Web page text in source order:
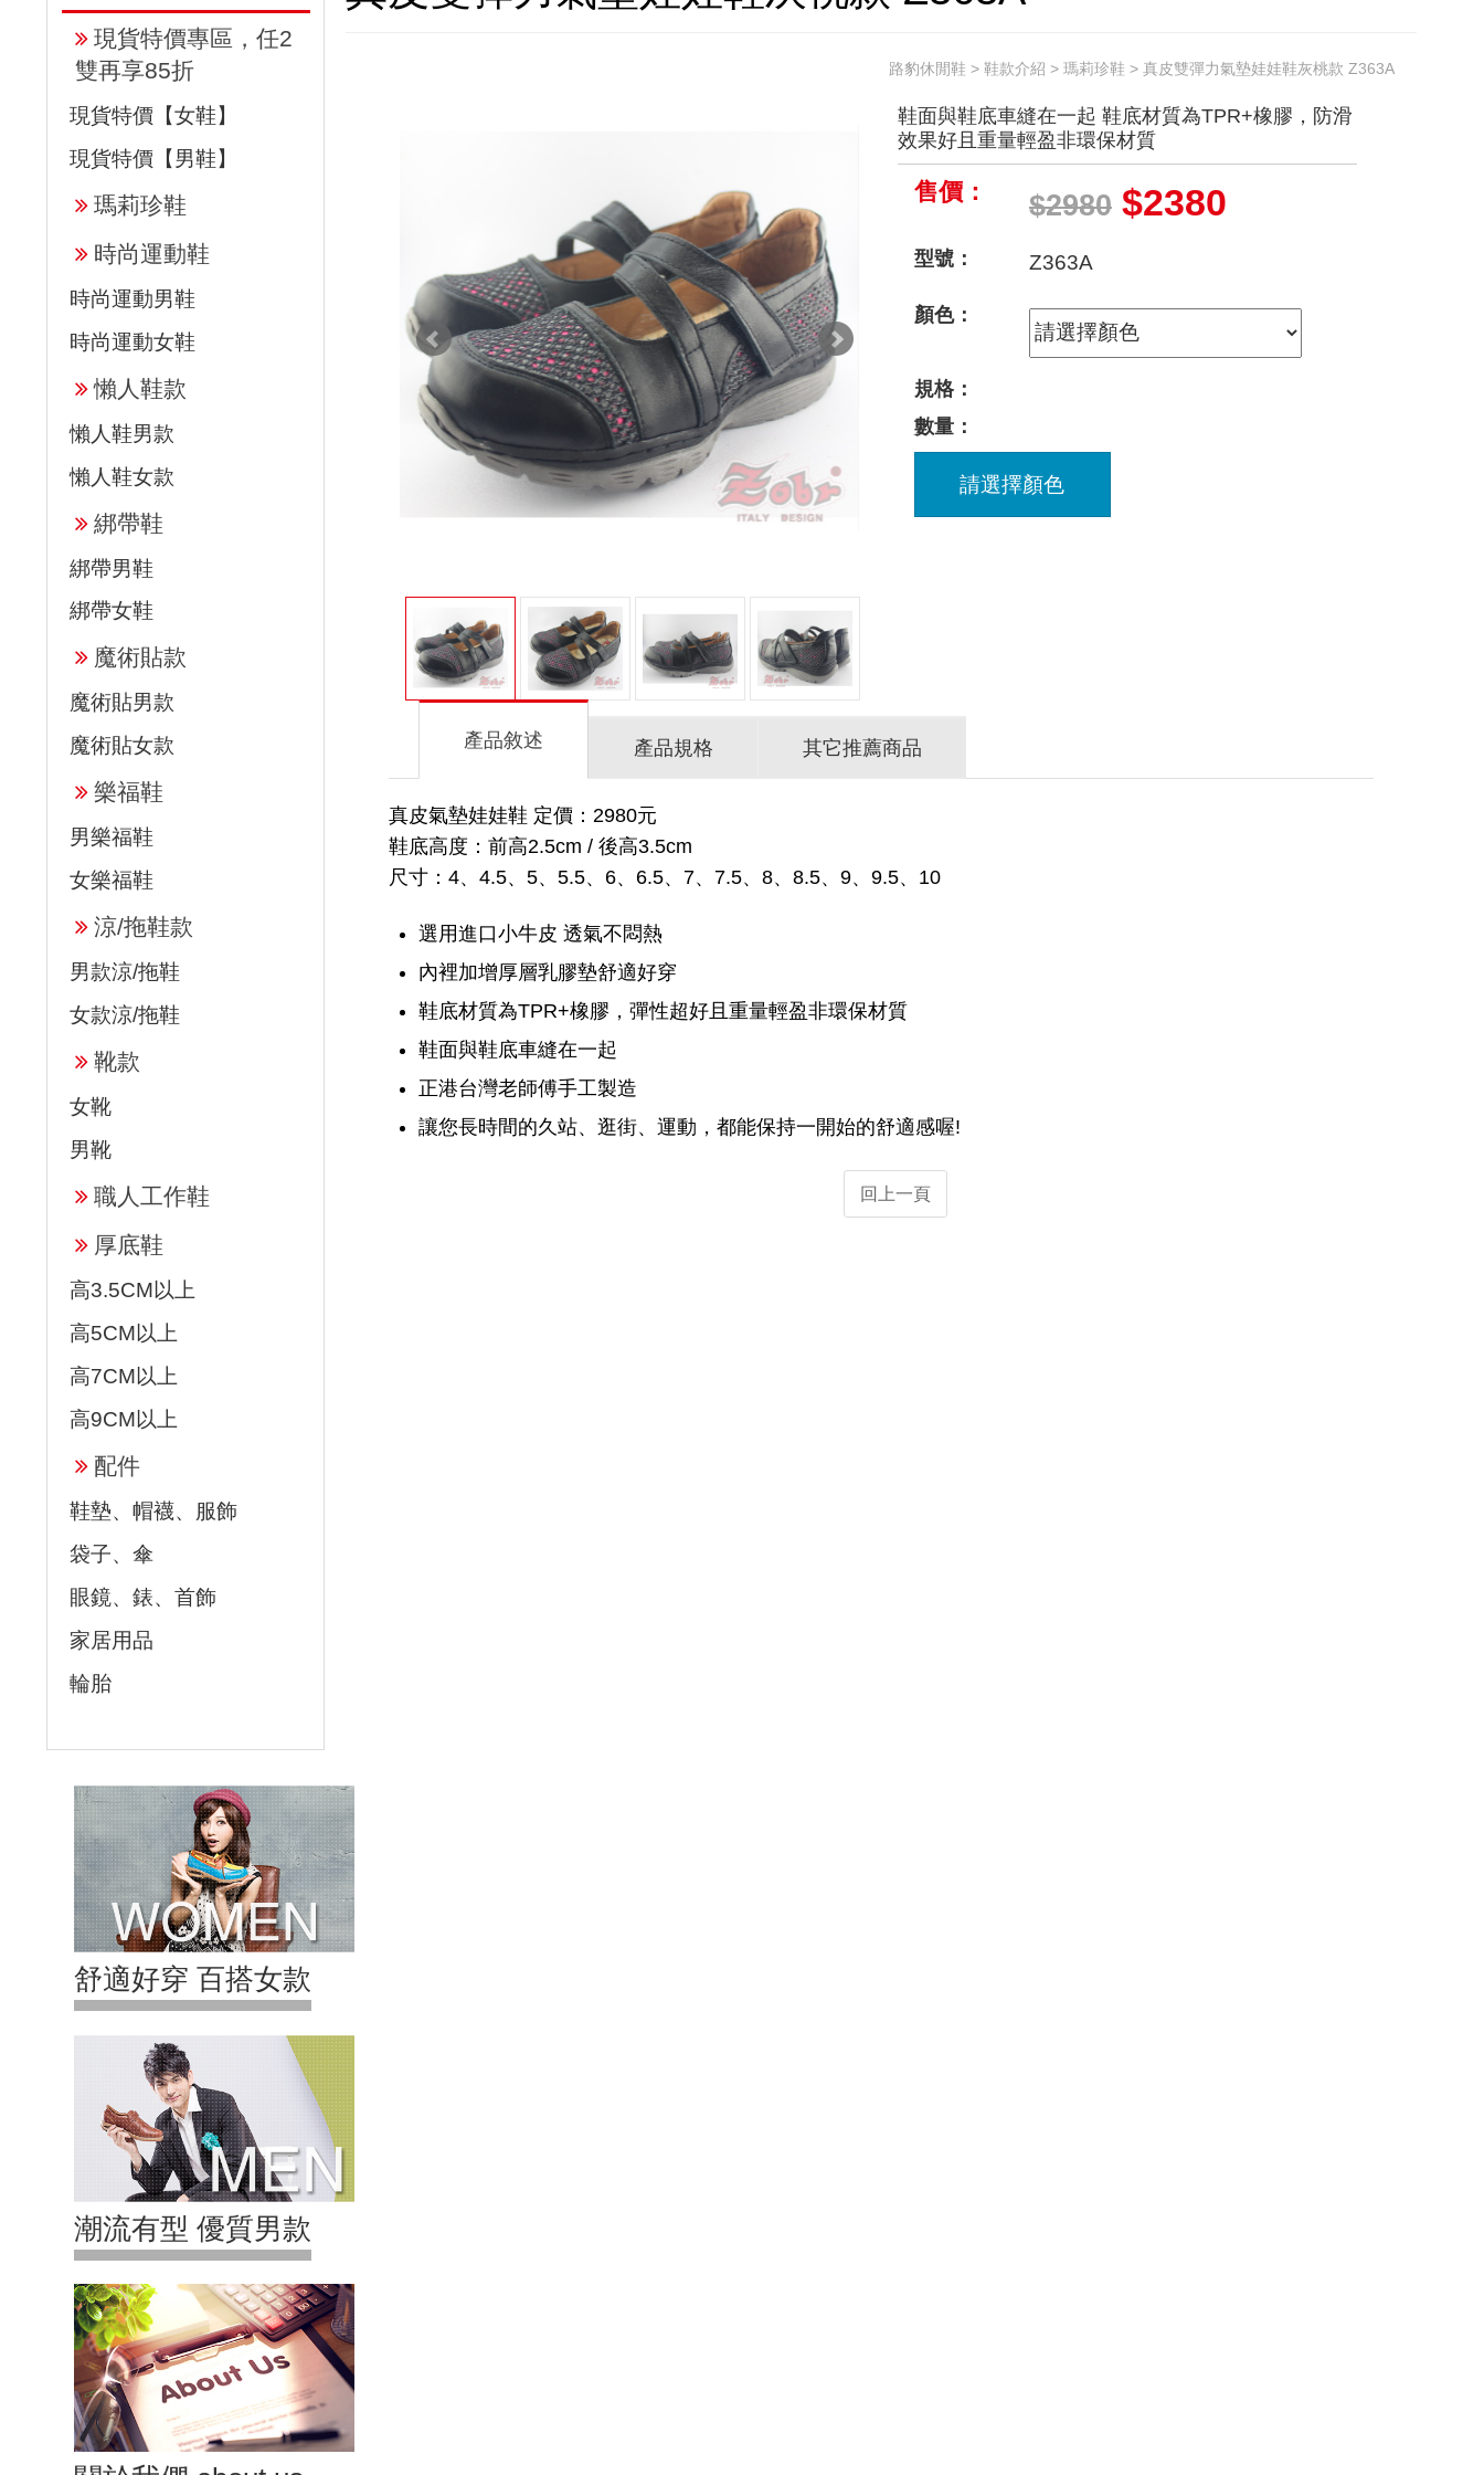
現貨特價專區，任2
雙再享85折
現貨特價【女鞋】
現貨特價【男鞋】
瑪莉珍鞋
時尚運動鞋
時尚運動男鞋
時尚運動女鞋
懶人鞋款
懶人鞋男款
懶人鞋女款
綁帶鞋
綁帶男鞋
綁帶女鞋
魔術貼款
魔術貼男款
魔術貼女款
樂福鞋
男樂福鞋
女樂福鞋
涼/拖鞋款
男款涼/拖鞋
女款涼/拖鞋
靴款
女靴
男靴
職人工作鞋
厚底鞋
高3.5CM以上
高5CM以上
高7CM以上
高9CM以上
配件
鞋墊、帽襪、服飾
袋子、傘
眼鏡、錶、首飾
家居用品
輪胎
舒適好穿 百搭女款
潮流有型 優質男款
路豹休閒鞋 > 鞋款介紹 > 瑪莉珍鞋 > 真皮雙彈力氣墊娃娃鞋灰桃款 Z363A
鞋面與鞋底車縫在一起 鞋底材質為TPR+橡膠，防滑
效果好且重量輕盈非環保材質
售價： $2980$2380
型號： Z363A
顏色：
規格：
數量：
請選擇顏色
產品敘述 產品規格 其它推薦商品
真皮氣墊娃娃鞋 定價：2980元
鞋底高度：前高2.5cm / 後高3.5cm
尺寸：4、4.5、5、5.5、6、6.5、7、7.5、8、8.5、9、9.5、10
選用進口小牛皮 透氣不悶熱
內裡加增厚層乳膠墊舒適好穿
鞋底材質為TPR+橡膠，彈性超好且重量輕盈非環保材質
鞋面與鞋底車縫在一起
正港台灣老師傅手工製造
讓您長時間的久站、逛街、運動，都能保持一開始的舒適感喔!
回上一頁